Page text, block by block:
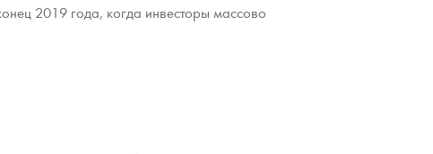
2019 года, когда инвесторы массово